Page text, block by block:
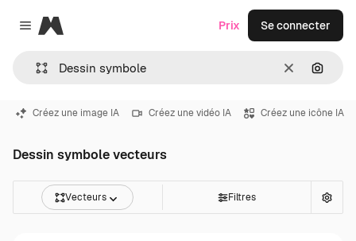
Close menu
Magnific
Effacer
Prix Se connecter
Créez une image IA Créez une vidéo IA Créez une icône IA
Dessin symbole vecteurs
Vecteurs Filtres